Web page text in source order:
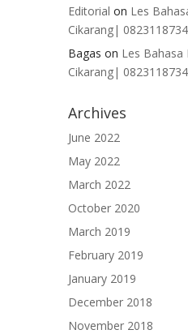
Editorial on Les
Cikarang|
Bagas on Les Bahasa
Cikarang|
Archives
June 2022
May 2022
March 2022
October 2020
March 2019
February 2019
January 2019
December 2018
November 2018